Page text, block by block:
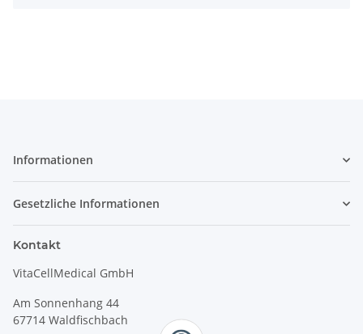
Informationen
Gesetzliche Informationen
Kontakt
VitaCellMedical GmbH
Am Sonnenhang 44
67714 Waldfischbach